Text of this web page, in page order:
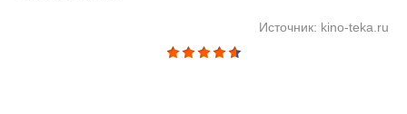
Источник: kino-teka.ru